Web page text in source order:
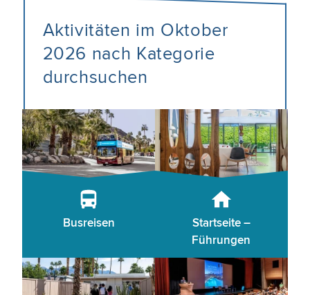
Aktivitäten im Oktober
2026 nach Kategorie
durchsuchen
Busreisen
Startseite –
Führungen